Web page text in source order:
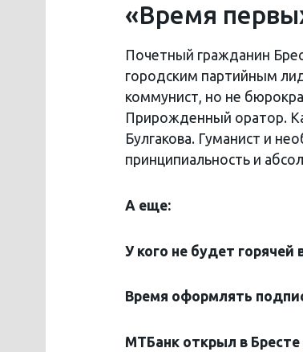
«Время
Почетный гражданин
городским партийным
коммунист, но не
Прирожденный оратор.
Булгакова. Гуманист и
принципиальность и
А еще:
У кого не будет
Время оформлять
МТБанк открыл в